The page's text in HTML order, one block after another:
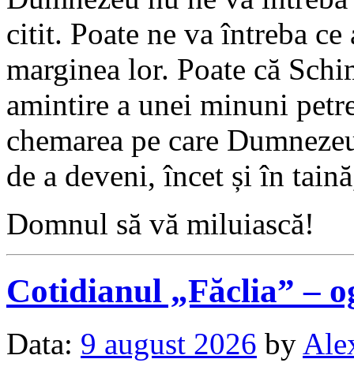
citit. Poate ne va întreba
marginea lor. Poate că
amintire a unei minuni
chemarea pe care
de a deveni, încet și în
Domnul să vă miluiască!
Cotidianul „Făclia” –
Data: 9 august 2026 by